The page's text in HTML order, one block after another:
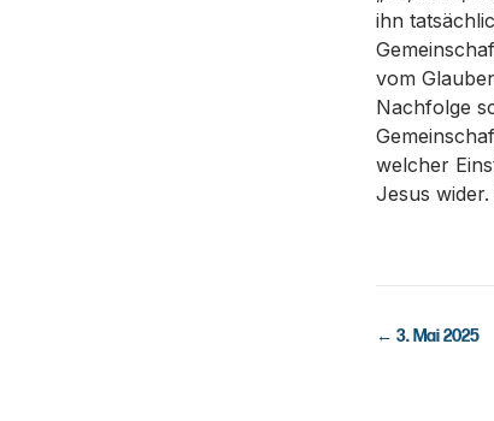
ihn
vom
Nachfolge
welcher
Jesus
← 3. Mai 2025